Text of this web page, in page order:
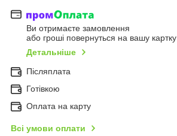
Ви отримаєте замовлення
або гроші повернуться на вашу картку
Детальніше
Післяплата
Готівкою
Оплата на карту
Всі умови оплати